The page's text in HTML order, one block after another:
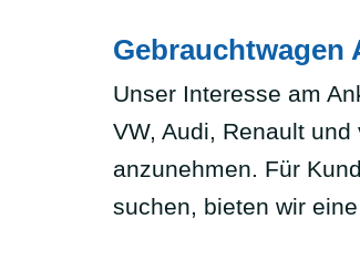
Gebrauchtwagen
Unser Interesse am
VW, Audi, Renault
anzunehmen. Für
suchen, bieten wir